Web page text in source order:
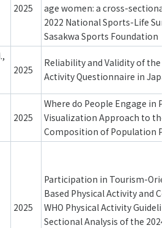
個人情報保護方針
ソーシャルメディア運営方針
© 2020
社会づくり
連携
知る学ぶ
2025
age women: a cross-
2022 National Sports-Life
Sasakwa Sports Foundation
2025
Reliability and Validity of the
Activity Questionnaire in
2025
Where do People Engage in
Visualization Approach to
Composition of Population
2025
Participation in Tourism-
Based Physical Activity and
WHO Physical Activity
Sectional Analysis of the